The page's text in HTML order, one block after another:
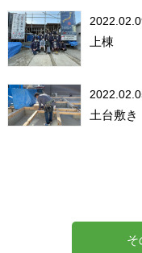
上棟
土台敷き
そ